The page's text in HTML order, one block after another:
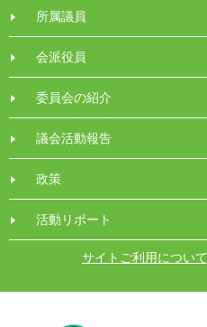
所属議員
会派役員
委員会の紹介
議会活動報告
政策
活動リポート
サイトご利用について